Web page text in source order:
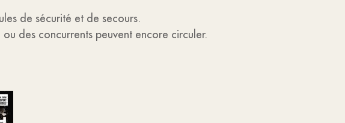
de sécurité et de secours.
des concurrents peuvent encore circuler.